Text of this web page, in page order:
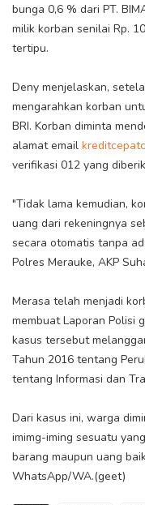
bunga 0,6 % dari PT.
milik korban senilai Rp.
tertipu.
Deny menjelaskan,
mengarahkan korban
BRI. Korban diminta
alamat email
verifikasi 012 yang
"Tidak lama kemudian,
uang dari rekeningnya
secara otomatis tanpa
Polres Merauke, AKP
Merasa telah menjadi
membuat Laporan Polisi
kasus tersebut
Tahun 2016 tentang
tentang Informasi dan
Dari kasus ini, warga
imimg-iming sesuatu
barang maupun uang
WhatsApp/WA.(geet)